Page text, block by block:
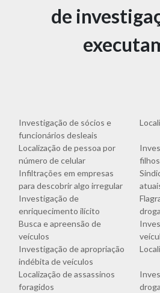
de
Investigação de sócios e
funcionários desleais
Localização de pessoa por
número de celular
filhos
Infiltrações em empresas
para descobrir algo irregular
Investigação de
enriquecimento ilícito
Busca e apreensão de
veículos
Investigação de apropriação
indébita de veículos
Localização de assassinos
foragidos